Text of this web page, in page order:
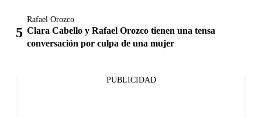
Rafael Orozco
Clara Cabello y Rafael Orozco tienen una tensa
conversación por culpa de una mujer
PUBLICIDAD